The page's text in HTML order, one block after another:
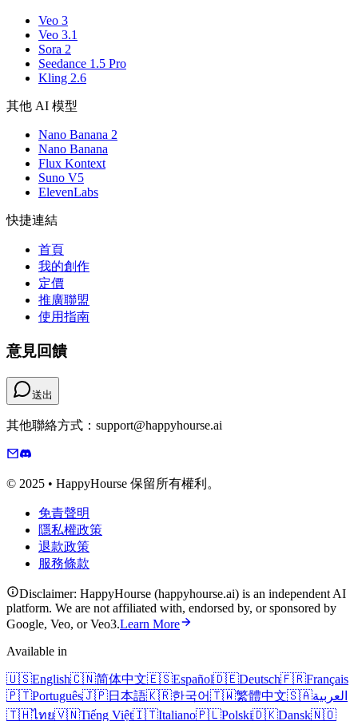
Veo 3
Veo 3.1
Sora 2
Seedance 1.5 Pro
Kling 2.6
其他 AI 模型
Nano Banana 2
Nano Banana
Flux Kontext
Suno V5
ElevenLabs
快捷連結
首頁
我的創作
定價
推廣聯盟
使用指南
意見回饋
送出
其他聯絡方式：support@happyhourse.ai
© 2025 • HappyHourse 保留所有權利。
免責聲明
隱私權政策
退款政策
服務條款
Disclaimer: HappyHourse (happyhourse.ai) is an independent AI
platform. We are not affiliated with, endorsed by, or sponsored by
Google, Veo, or Veo3.Learn More
Available in
🇺🇸English🇨🇳简体中文🇪🇸Español🇩🇪Deutsch🇫🇷Français
🇵🇹Português🇯🇵日本語🇰🇷한국어🇹🇼繁體中文🇸🇦العربية
🇹🇭ไทย🇻🇳Tiếng Việt🇮🇹Italiano🇵🇱Polski🇩🇰Dansk🇳🇴